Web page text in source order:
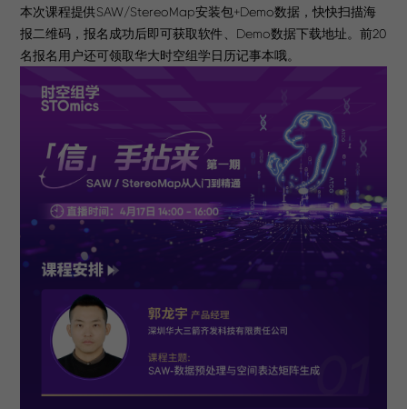
本次课程提供SAW/StereoMap安装包+Demo数据，快快扫描海
报二维码，报名成功后即可获取软件、Demo数据下载地址。前20
名报名用户还可领取华大时空组学日历记事本哦。